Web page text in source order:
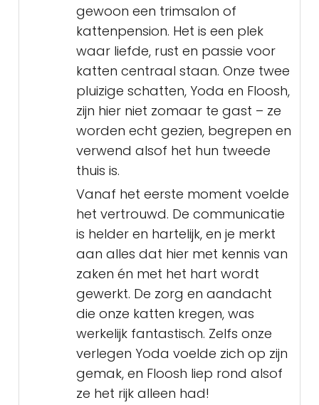
gewoon een trimsalon of
kattenpension. Het is een plek
waar liefde, rust en passie voor
katten centraal staan. Onze twee
pluizige schatten, Yoda en Floosh,
zijn hier niet zomaar te gast – ze
worden echt gezien, begrepen en
verwend alsof het hun tweede
thuis is.
Vanaf het eerste moment voelde
het vertrouwd. De communicatie
is helder en hartelijk, en je merkt
aan alles dat hier met kennis van
zaken én met het hart wordt
gewerkt. De zorg en aandacht
die onze katten kregen, was
werkelijk fantastisch. Zelfs onze
verlegen Yoda voelde zich op zijn
gemak, en Floosh liep rond alsof
ze het rijk alleen had!